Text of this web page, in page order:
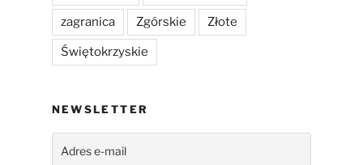
zagranica Zgórskie Złote
Świętokrzyskie
NEWSLETTER